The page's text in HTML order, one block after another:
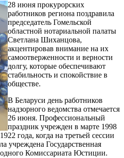
28 июня прокурорских
работников региона поздравила
председатель Гомельской
областной нотариальной палаты
Светлана Шиханцова,
акцентировав внимание на их
самоотверженности и верности
долгу, которые обеспечивают
стабильность и спокойствие в
обществе.
В Беларуси день работников
надзорного ведомства отмечается
26 июня. Профессиональный
праздник учрежден в марте 1998
года, когда на третьей сессии
Государственная
Комиссариата Юстиции.